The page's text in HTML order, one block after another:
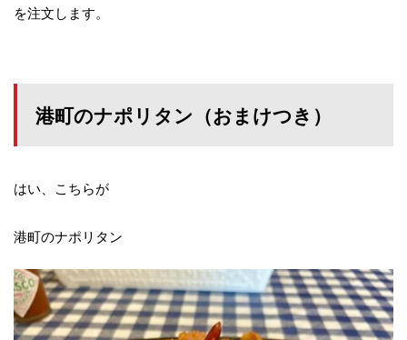
を注文します。
港町のナポリタン（おまけつき）
はい、こちらが
港町のナポリタン